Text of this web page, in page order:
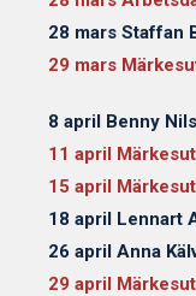
28 mars Staffan
29 mars
8 april Benny
11 april
15 april
18 april Lennart
26 april Anna
29 april